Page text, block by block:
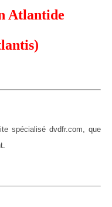
Atlantide
spécialisé dvdfr.com, que